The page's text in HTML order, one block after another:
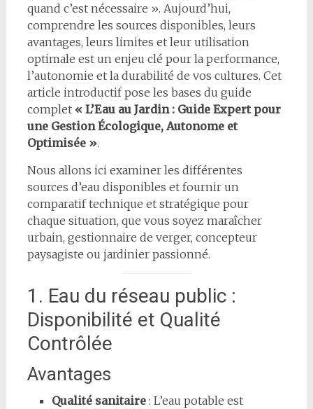
quand c’est nécessaire ». Aujourd’hui,
comprendre les sources disponibles, leurs
avantages, leurs limites et leur utilisation
optimale est un enjeu clé pour la performance,
l’autonomie et la durabilité de vos cultures. Cet
article introductif pose les bases du guide
complet « L’Eau au Jardin : Guide Expert pour
une Gestion Écologique, Autonome et
Optimisée ».
Nous allons ici examiner les différentes
sources d’eau disponibles et fournir un
comparatif technique et stratégique pour
chaque situation, que vous soyez maraîcher
urbain, gestionnaire de verger, concepteur
paysagiste ou jardinier passionné.
1. Eau du réseau public :
Disponibilité et Qualité
Contrôlée
Avantages
Qualité sanitaire: L’eau potable est